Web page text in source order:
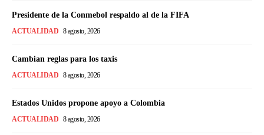
Presidente de la Conmebol respaldo al de la FIFA
ACTUALIDAD 8 agosto, 2026
Cambian reglas para los taxis
ACTUALIDAD 8 agosto, 2026
Estados Unidos propone apoyo a Colombia
ACTUALIDAD 8 agosto, 2026